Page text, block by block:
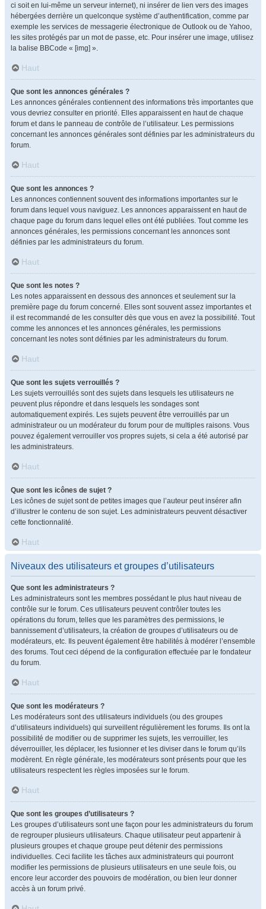
ci soit en lui-même un serveur internet), ni insérer de lien vers des images
hébergées derrière un quelconque système d’authentification, comme par
exemple les services de messagerie électronique de Outlook ou de Yahoo,
les sites protégés par un mot de passe, etc. Pour insérer une image, utilisez
la balise BBCode « [img] ».
Haut
Que sont les annonces générales ?
Les annonces générales contiennent des informations très importantes que
vous devriez consulter en priorité. Elles apparaissent en haut de chaque
forum et dans le panneau de contrôle de l’utilisateur. Les permissions
concernant les annonces générales sont définies par les administrateurs du
forum.
Haut
Que sont les annonces ?
Les annonces contiennent souvent des informations importantes sur le
forum dans lequel vous naviguez. Les annonces apparaissent en haut de
chaque page du forum dans lequel elles ont été publiées. Tout comme les
annonces générales, les permissions concernant les annonces sont
définies par les administrateurs du forum.
Haut
Que sont les notes ?
Les notes apparaissent en dessous des annonces et seulement sur la
première page du forum concerné. Elles sont souvent assez importantes et
il est recommandé de les consulter dès que vous en avez la possibilité. Tout
comme les annonces et les annonces générales, les permissions
concernant les notes sont définies par les administrateurs du forum.
Haut
Que sont les sujets verrouillés ?
Les sujets verrouillés sont des sujets dans lesquels les utilisateurs ne
peuvent plus répondre et dans lesquels les sondages sont
automatiquement expirés. Les sujets peuvent être verrouillés par un
administrateur ou un modérateur du forum pour de multiples raisons. Vous
pouvez également verrouiller vos propres sujets, si cela a été autorisé par
les administrateurs.
Haut
Que sont les icônes de sujet ?
Les icônes de sujet sont de petites images que l’auteur peut insérer afin
d’illustrer le contenu de son sujet. Les administrateurs peuvent désactiver
cette fonctionnalité.
Haut
Niveaux des utilisateurs et groupes d’utilisateurs
Que sont les administrateurs ?
Les administrateurs sont les membres possédant le plus haut niveau de
contrôle sur le forum. Ces utilisateurs peuvent contrôler toutes les
opérations du forum, telles que les paramètres des permissions, le
bannissement d’utilisateurs, la création de groupes d’utilisateurs ou de
modérateurs, etc. Ils peuvent également être habilités à modérer l’ensemble
des forums. Tout ceci dépend de la configuration effectuée par le fondateur
du forum.
Haut
Que sont les modérateurs ?
Les modérateurs sont des utilisateurs individuels (ou des groupes
d’utilisateurs individuels) qui surveillent régulièrement les forums. Ils ont la
possibilité de modifier ou de supprimer les sujets, les verrouiller, les
déverrouiller, les déplacer, les fusionner et les diviser dans le forum qu’ils
modèrent. En règle générale, les modérateurs sont présents pour que les
utilisateurs respectent les règles imposées sur le forum.
Haut
Que sont les groupes d’utilisateurs ?
Les groupes d’utilisateurs sont une façon pour les administrateurs du forum
de regrouper plusieurs utilisateurs. Chaque utilisateur peut appartenir à
plusieurs groupes et chaque groupe peut détenir des permissions
individuelles. Ceci facilite les tâches aux administrateurs qui pourront
modifier les permissions de plusieurs utilisateurs en une seule fois, ou
encore leur accorder des pouvoirs de modération, ou bien leur donner
accès à un forum privé.